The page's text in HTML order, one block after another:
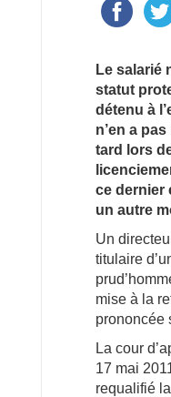
Le salarié
statut
détenu à
n’en a
tard lors
ce dernier
un autre
Un
titulaire
mise à la
prononcée
La cour
17 mai
requalifié